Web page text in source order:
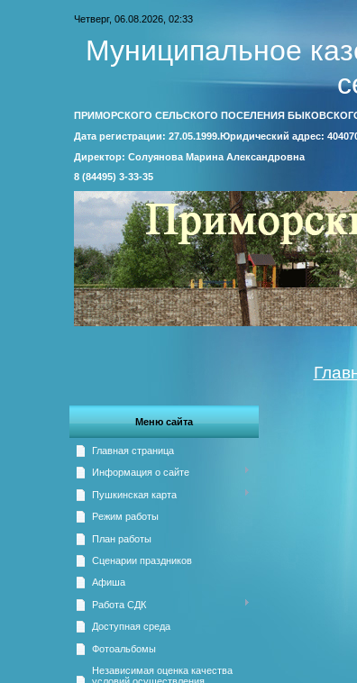
Четверг, 06.08.2026, 02:33
Муниципальное
ПРИМОРСКОГО СЕЛЬСКОГО ПОСЕЛЕНИЯ
Дата регистрации: 27.05.1999.Юридический адрес:
Директор: Солуянова Марина Александровна
8 (84495) 3-33-35
Меню сайта
Главная страница
Информация о сайте
Пушкинская карта
Режим работы
План работы
Сценарии праздников
Афиша
Работа СДК
Доступная среда
Фотоальбомы
Независимая оценка качества